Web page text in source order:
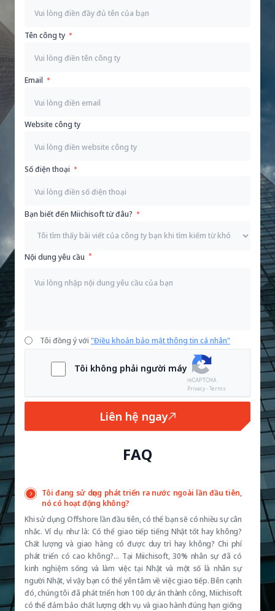
Tên công ty
Email
Website công ty
Số điện thoại
Bạn biết đến Miichisoft từ đâu?
Nội dung yêu cầu
Tôi đồng ý với "Điều khoản bảo mật thông tin cá nhân"
Tôi không phải người máy
Privacy - Terms
Liên hệ ngay
FAQ
Tôi đang sử dụng phát triển ra nước ngoài lần đầu tiên,
nó có hoạt động không?
Khi sử dụng Offshore lần đầu tiên, có thể bạn sẽ có nhiều sự cân
nhắc. Ví dụ như là: Có thể giao tiếp tiếng Nhật tốt hay không?
Chất lượng và giao hàng có được duy trì hay không? Chi phí
phát triển có cao không?… Tại Miichisoft, 30% nhân sự đã có
kinh nghiệm sống và làm việc tại Nhật và một số là nhân sự
người Nhật, vì vậy bạn có thể yên tâm về việc giao tiếp. Bên cạnh
đó, chúng tôi đã phát triển hơn 100 dự án thành công, Miichisoft
có thể đảm bảo chất lượng dịch vụ và giao hành đúng hạn giống